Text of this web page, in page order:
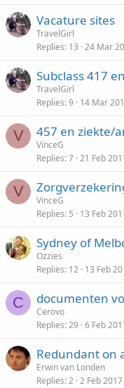
Vacature sites
TravelGirl
Replies 13 24 Mar
Subclass 417
TravelGirl
Replies 9 14 Mar
V 457 en ziekte/
VinceG
Replies 7 21 Feb
V
VinceG
Replies 5 13 Feb
Sydney of
Ozzies
Replies 12 13 Feb
C documenten
Cerovo
Replies 29 6 Feb
Redundant on
Erwin van Londen
Replies 2 2 Feb 2017